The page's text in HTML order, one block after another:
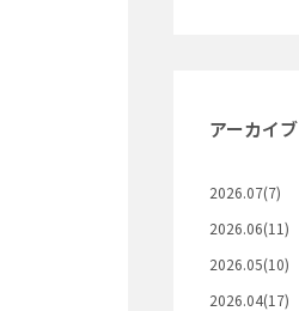
アーカイブ
2026.07(7)
2026.06(11)
2026.05(10)
2026.04(17)